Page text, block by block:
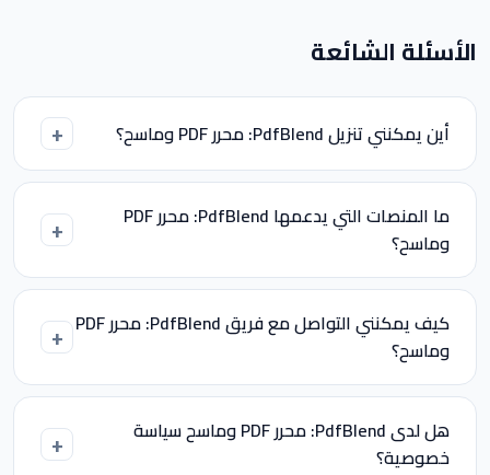
الأسئلة الشائعة
أين يمكنني تنزيل PdfBlend: محرر PDF وماسح؟
ما المنصات التي يدعمها PdfBlend: محرر PDF
وماسح؟
كيف يمكنني التواصل مع فريق PdfBlend: محرر PDF
وماسح؟
هل لدى PdfBlend: محرر PDF وماسح سياسة
خصوصية؟